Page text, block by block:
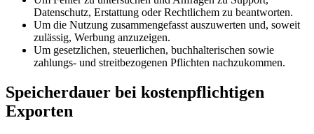
Datenschutz, Erstattung oder Rechtlichem zu beantworten.
Um die Nutzung zusammengefasst auszuwerten und, soweit
zulässig, Werbung anzuzeigen.
Um gesetzlichen, steuerlichen, buchhalterischen sowie
zahlungs- und streitbezogenen Pflichten nachzukommen.
Speicherdauer bei kostenpflichtigen
Exporten